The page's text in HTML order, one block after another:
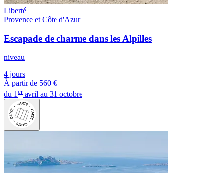
Liberté
Provence et Côte d'Azur
Escapade de charme dans les Alpilles
niveau
4 jours
À partir de 560 €
du 1 eravril au 31 octobre